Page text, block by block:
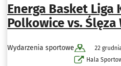
Energa Basket Liga
Polkowice vs. Ślęza
Wydarzenia sportowe
22
Hala